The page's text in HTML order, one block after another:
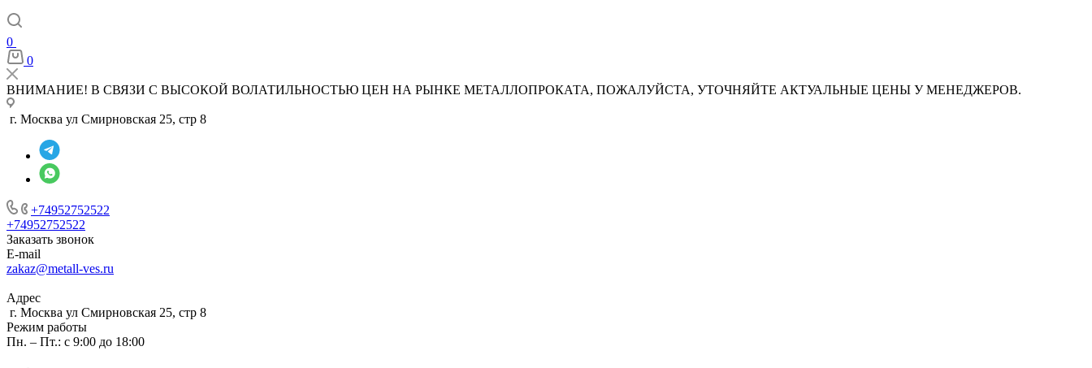
0
0
ВНИМАНИЕ! В СВЯЗИ С ВЫСОКОЙ ВОЛАТИЛЬНОСТЬЮ ЦЕН НА РЫНКЕ МЕТАЛЛОПРОКАТА, ПОЖАЛУЙСТА, УТОЧНЯЙТЕ АКТУАЛЬНЫЕ ЦЕНЫ У МЕНЕДЖЕРОВ.
г. Москва ул Смирновская 25, стр 8
+74952752522
+74952752522
Заказать звонок
E-mail
zakaz@metall-ves.ru
Адрес
г. Москва ул Смирновская 25, стр 8
Режим работы
Пн. – Пт.: с 9:00 до 18:00